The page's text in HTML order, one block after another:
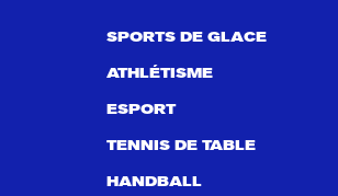
SPORTS DE GLACE
ATHLÉTISME
ESPORT
TENNIS DE TABLE
HANDBALL